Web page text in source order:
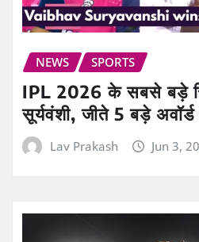
NEWS SPORTS
IPL 2026 के सबसे बड़े
सूर्यवंशी, जीते 5 बड़े
Lav Prakash Jun 3,